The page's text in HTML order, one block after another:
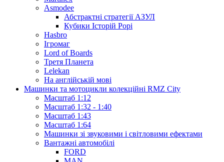
Asmodee
Абстрактні стратегії АЗУЛ
Кубики Історій Рорі
Hasbro
Ігромаг
Lord of Boards
Третя Планета
Lelekan
На англійській мові
Машинки та мотоцикли колекційні RMZ City
Масштаб 1:12
Масштаб 1:32 - 1:40
Масштаб 1:43
Масштаб 1:64
Машинки зі звуковими і світловими ефектами
Вантажні автомобілі
FORD